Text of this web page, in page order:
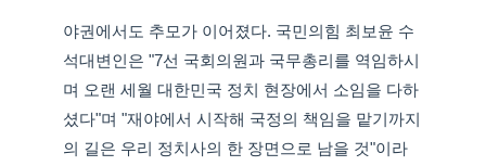
야권에서도 추모가 이어졌다. 국민의힘 최보윤 수
석대변인은 "7선 국회의원과 국무총리를 역임하시
며 오랜 세월 대한민국 정치 현장에서 소임을 다하
셨다"며 "재야에서 시작해 국정의 책임을 맡기까지
의 길은 우리 정치사의 한 장면으로 남을 것"이라